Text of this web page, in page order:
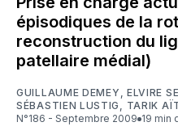
épisodiques de la
reconstruction du
patellaire médial)
GUILLAUME DEMEY , ELVIRE
SÉBASTIEN LUSTIG , TARIK
N°186 - Septembre 2009
19